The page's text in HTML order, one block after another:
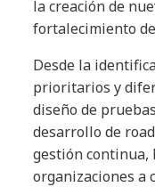
la creación de
fortalecimiento
Desde la
prioritarios y
diseño de
desarrollo de
gestión continua,
organizaciones a